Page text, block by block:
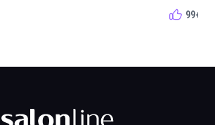
99+